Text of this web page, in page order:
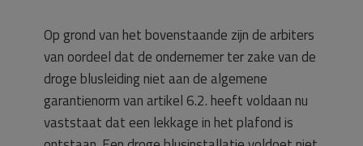
Op grond van het bovenstaande zijn de arbiters
van oordeel dat de ondernemer ter zake van de
droge blusleiding niet aan de algemene
garantienorm van artikel 6.2. heeft voldaan nu
vaststaat dat een lekkage in het plafond is